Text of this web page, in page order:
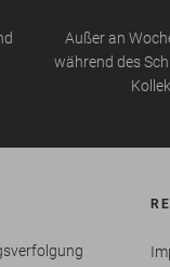
Außer an
während des